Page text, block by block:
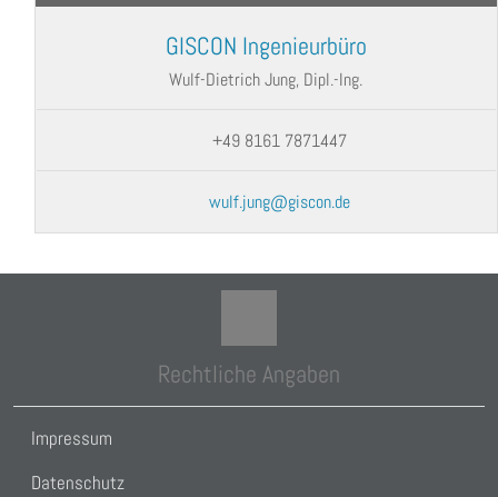
GISCON Ingenieurbüro
Wulf-Dietrich Jung, Dipl.-Ing.
+49 8161 7871447
wulf.jung@giscon.de
Rechtliche Angaben
Impressum
Datenschutz